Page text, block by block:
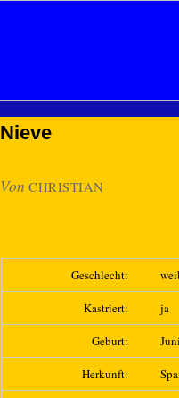
Nieve
Von CHRISTIAN
Geschlecht:
Kastriert: ja
Geburt:
Herkunft: